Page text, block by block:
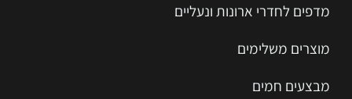
מדפים לחדרי ארונות ונעליים
מוצרים משלימים
מבצעים חמים